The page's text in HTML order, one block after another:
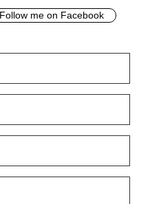
Follow me on Facebook